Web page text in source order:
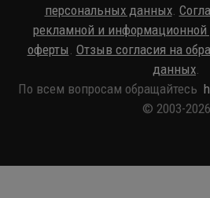
персональных данных.
рекламной и информационной
оферты . Отзыв согласия на
данных.
По всем вопросам обращайтесь
© 2003-2026